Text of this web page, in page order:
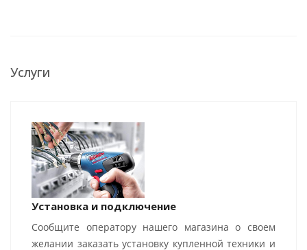
Услуги
Установка и подключение
Сообщите оператору нашего магазина о своем
желании заказать установку купленной техники и